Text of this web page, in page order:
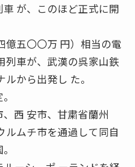
が、このほど正式に開
億五〇〇万 円）相当の電
列車が、武漢の呉家山鉄
から出発し た。
西 安市、甘粛省蘭州
ルムチ市を通過して同自